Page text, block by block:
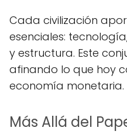
Cada civilización
esenciales:
y estructura. Este
afinando lo que hoy
economía monetaria.
Más Allá del